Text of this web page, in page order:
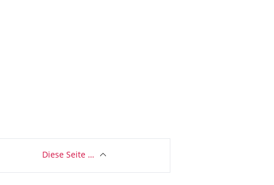
Diese Seite …